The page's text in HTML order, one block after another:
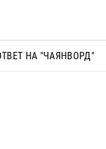
НА "ЧАЯНВОРД"